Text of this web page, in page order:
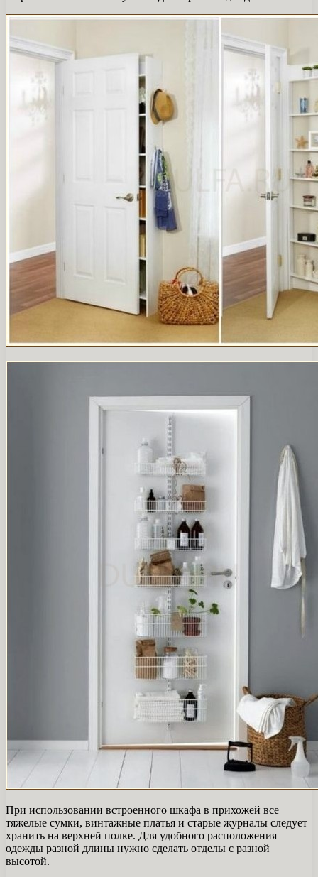
При использовании встроенного шкафа в прихожей все
тяжелые сумки, винтажные платья и старые журналы следует
хранить на верхней полке. Для удобного расположения
одежды разной длины нужно сделать отделы с разной
высотой.